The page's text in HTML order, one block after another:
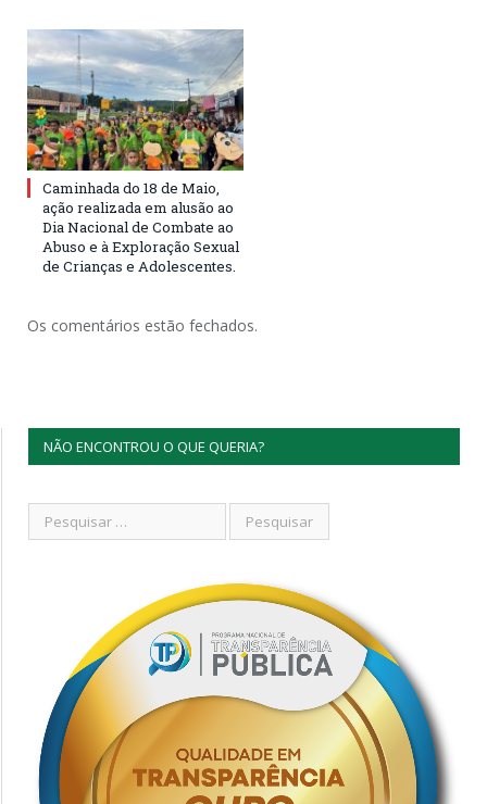
Caminhada do 18 de Maio,
ação realizada em alusão ao
Dia Nacional de Combate ao
Abuso e à Exploração Sexual
de Crianças e Adolescentes.
Os comentários estão fechados.
NÃO ENCONTROU O QUE QUERIA?